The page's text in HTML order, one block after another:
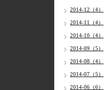
2014-12（4）
2014-11（4）
2014-10（4）
2014-09（5）
2014-08（4）
2014-07（5）
2014-06（6）